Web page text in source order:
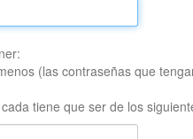
(las contraseñas que
tiene que ser de los